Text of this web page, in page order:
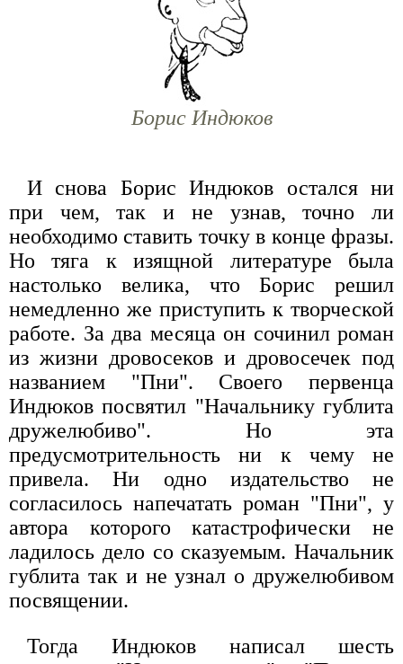
Борис Индюков
И снова Борис Индюков остался ни
при чем, так и не узнав, точно ли
необходимо ставить точку в конце фразы.
Но тяга к изящной литературе была
настолько велика, что Борис решил
немедленно же приступить к творческой
работе. За два месяца он сочинил роман
из жизни дровосеков и дровосечек под
названием "Пни". Своего первенца
Индюков посвятил "Начальнику гублита
дружелюбиво". Но эта
предусмотрительность ни к чему не
привела. Ни одно издательство не
согласилось напечатать роман "Пни", у
автора которого катастрофически не
ладилось дело со сказуемым. Начальник
гублита так и не узнал о дружелюбивом
посвящении.
Тогда Индюков написал шесть